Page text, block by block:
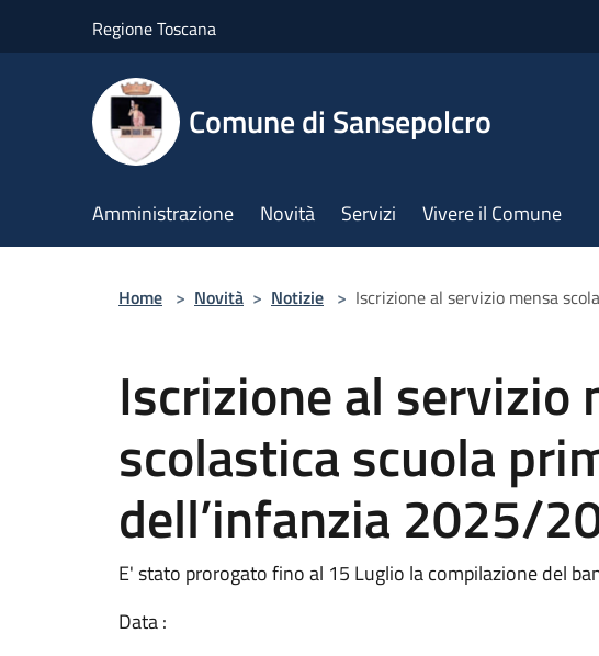
Regione Toscana
Comune di Sansepolcro
Amministrazione Novità Servizi Vivere il Comune
Home > Novità > Notizie > Iscrizione al servizio mensa
Iscrizione al servizio
scolastica scuola
dell’infanzia 2025/
E' stato prorogato fino al 15 Luglio la compilazione del
Data :